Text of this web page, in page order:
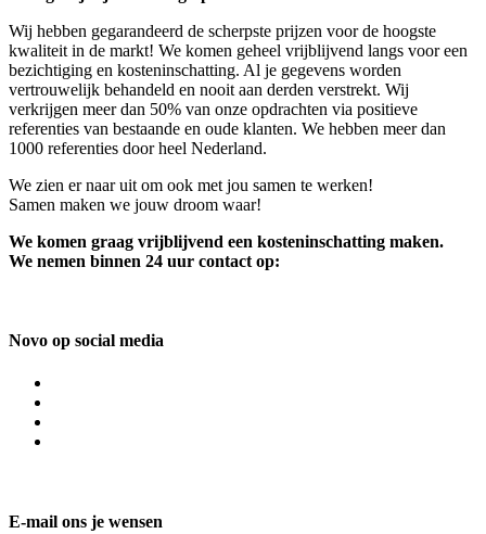
Wij hebben gegarandeerd de scherpste prijzen voor de hoogste
kwaliteit in de markt! We komen geheel vrijblijvend langs voor een
bezichtiging en kosteninschatting. Al je gegevens worden
vertrouwelijk behandeld en nooit aan derden verstrekt. Wij
verkrijgen meer dan 50% van onze opdrachten via positieve
referenties van bestaande en oude klanten. We hebben meer dan
1000 referenties door heel Nederland.
We zien er naar uit om ook met jou samen te werken!
Samen maken we jouw droom waar!
We komen graag vrijblijvend een kosteninschatting maken.
We nemen binnen 24 uur contact op:
Novo op social media
E-mail ons je wensen